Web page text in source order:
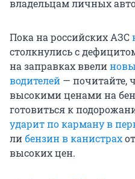
владельцам личных
Пока на российских АЗС
столкнулись с
на заправках ввели
водителей — почитайте,
высокими ценами на
готовиться к
ударит по карману в
либензин в канистрах
высоких цен.